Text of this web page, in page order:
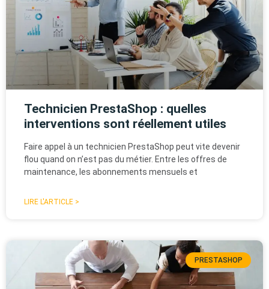
Technicien PrestaShop : quelles
interventions sont réellement utiles
Faire appel à un technicien PrestaShop peut vite devenir
flou quand on n’est pas du métier. Entre les offres de
maintenance, les abonnements mensuels et
LIRE L'ARTICLE >
PRESTASHOP